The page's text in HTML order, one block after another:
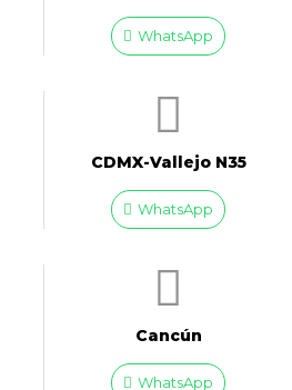
WhatsApp
CDMX-Vallejo N35
WhatsApp
Cancún
WhatsApp